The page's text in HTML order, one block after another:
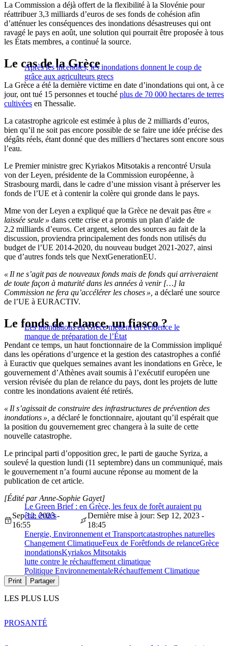
La Commission a déjà offert de la flexibilité à la Slovénie pour
réattribuer 3,3 milliards d’euros de ses fonds de cohésion afin
d’atténuer les conséquences des inondations désastreuses qui ont
ravagé le pays en août, une solution qui pourrait être proposée à tous
les États membres, a continué la source.
Après les incendies, les inondations donnent le coup de
grâce aux agriculteurs grecs
Le cas de la Grèce
La Grèce a été la dernière victime en date d’inondations qui ont, à ce
jour, ont tué 15 personnes et touché plus de 70 000 hectares de terres
cultivées en Thessalie.
La catastrophe agricole est estimée à plus de 2 milliards d’euros,
bien qu’il ne soit pas encore possible de se faire une idée précise des
dégâts réels, étant donné que des milliers d’hectares sont encore sous
l’eau.
Le Premier ministre grec Kyriakos Mitsotakis a rencontré Ursula
von der Leyen, présidente de la Commission européenne, à
Strasbourg mardi, dans le cadre d’une mission visant à préserver les
fonds de l’UE et à contenir la colère qui gronde dans le pays.
Mme von der Leyen a expliqué que la Grèce ne devait pas être «
laissée seule » dans cette crise et a promis un plan d’aide de
2,2 milliards d’euros. Cet argent, selon des sources au fait de la
discussion, proviendra principalement des fonds non utilisés du
budget de l’UE 2014-2020, du nouveau budget 2021-2027, ainsi
que d’autres fonds tels que NextGenerationEU.
« Il ne s’agit pas de nouveaux fonds mais de fonds qui arriveraient
de toute façon à maturité dans les années à venir […] la
Commission ne fera qu’accélérer les choses », a déclaré une source
de l’UE à EURACTIV.
Les inondations en Grèce mettent en évidence le
manque de préparation de l’État
Le fonds de relance, un fiasco ?
Pendant ce temps, un haut fonctionnaire de la Commission impliqué
dans les opérations d’urgence et la gestion des catastrophes a confié
à Euractiv que quelques semaines avant les inondations en Grèce, le
gouvernement d’Athènes avait soumis à l’exécutif européen une
version révisée du plan de relance du pays, dont les projets de lutte
contre les inondations avaient été retirés.
« Il s’agissait de construire des infrastructures de prévention des
inondations », a déclaré le fonctionnaire, ajoutant qu’il espérait que
la position du gouvernement grec changera à la suite de cette
nouvelle catastrophe.
Le principal parti d’opposition grec, le parti de gauche Syriza, a
soulevé la question lundi (11 septembre) dans un communiqué, mais
le gouvernement n’a fourni aucune réponse au moment de la
publication de cet article.
Le Green Brief : en Grèce, les feux de forêt auraient pu
être évités
[Édité par Anne-Sophie Gayet]
Sep 12, 2023 -
16:55
Dernière mise à jour: Sep 12, 2023 -
18:45
Energie, Environnement et Transportcatastrophes naturelles
Changement ClimatiqueFeux de Forêtfonds de relanceGrèce
inondationsKyriakos Mitsotakis
lutte contre le réchauffement climatique
Politique EnvironnementaleRéchauffement Climatique
Print Partager
LES PLUS LUS
PROSANTÉ